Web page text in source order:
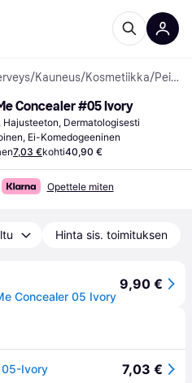
/Kauneus/Kosmetiikka/ Peitevoiteet
Concealer #05 Ivory
Dermatologisesti
Ei-Komedogeeninen
7,03 €kohti40,90 €
Opettele miten
Hinta sis. toimituksen
Concealer 05 Ivory
9,90 €
05-Ivory 7,03 €